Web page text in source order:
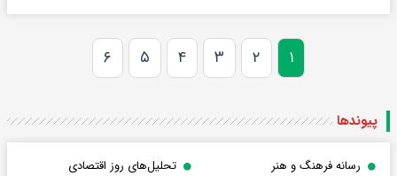
۱ ۲ ۳ ۴ ۵ ۶
پیوندها
رسانه فرهنگ و هنر تحلیل‌های روز اقتصادی